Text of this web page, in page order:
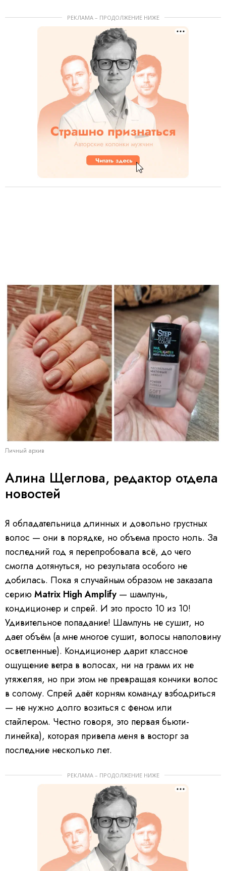
РЕКЛАМА – ПРОДОЛЖЕНИЕ НИЖЕ
Личный архив
Алина Щеглова, редактор отдела
новостей
Я обладательница длинных и довольно грустных
волос — они в порядке, но объема просто ноль. За
последний год я перепробовала всё, до чего
смогла дотянуться, но результата особого не
добилась. Пока я случайным образом не заказала
сериюMatrix High Amplify — шампунь,
кондиционер и спрей. И это просто 10 из 10!
Удивительное попадание! Шампунь не сушит, но
дает объём (а мне многое сушит, волосы наполовину
осветленные). Кондиционер дарит классное
ощущение ветра в волосах, ни на грамм их не
утяжеляя, но при этом не превращая кончики волос
в солому. Спрей даёт корням команду взбодриться
— не нужно долго возиться с феном или
стайлером. Честно говоря, это первая бьюти-
линейка), которая привела меня в восторг за
последние несколько лет.
РЕКЛАМА – ПРОДОЛЖЕНИЕ НИЖЕ